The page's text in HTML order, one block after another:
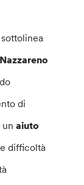
Nazzareno
di
aiuto
difficoltà